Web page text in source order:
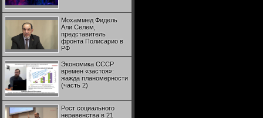
Мохаммед Фидель
Али Селем,
представитель
фронта Полисарио в
РФ
Экономика СССР
времен «застоя»:
жажда планомерности
(часть 2)
Рост социального
неравенства в 21